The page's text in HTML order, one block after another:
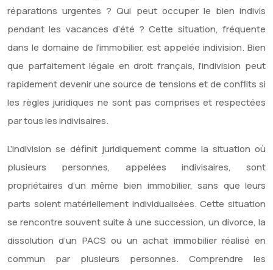
réparations urgentes ? Qui peut occuper le bien indivis
pendant les vacances d’été ? Cette situation, fréquente
dans le domaine de l’immobilier, est appelée indivision. Bien
que parfaitement légale en droit français, l’indivision peut
rapidement devenir une source de tensions et de conflits si
les règles juridiques ne sont pas comprises et respectées
par tous les indivisaires.
L’indivision se définit juridiquement comme la situation où
plusieurs personnes, appelées indivisaires, sont
propriétaires d’un même bien immobilier, sans que leurs
parts soient matériellement individualisées. Cette situation
se rencontre souvent suite à une succession, un divorce, la
dissolution d’un PACS ou un achat immobilier réalisé en
commun par plusieurs personnes. Comprendre les